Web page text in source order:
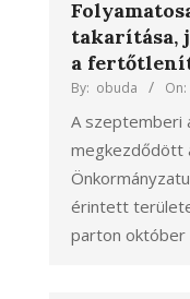
takarítása,
a
By: obuda On:
A szeptemberi
megkezdődött
érintett
parton október